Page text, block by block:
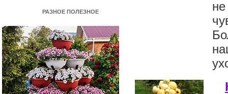
РАЗНОЕ ПОЛЕЗНОЕ